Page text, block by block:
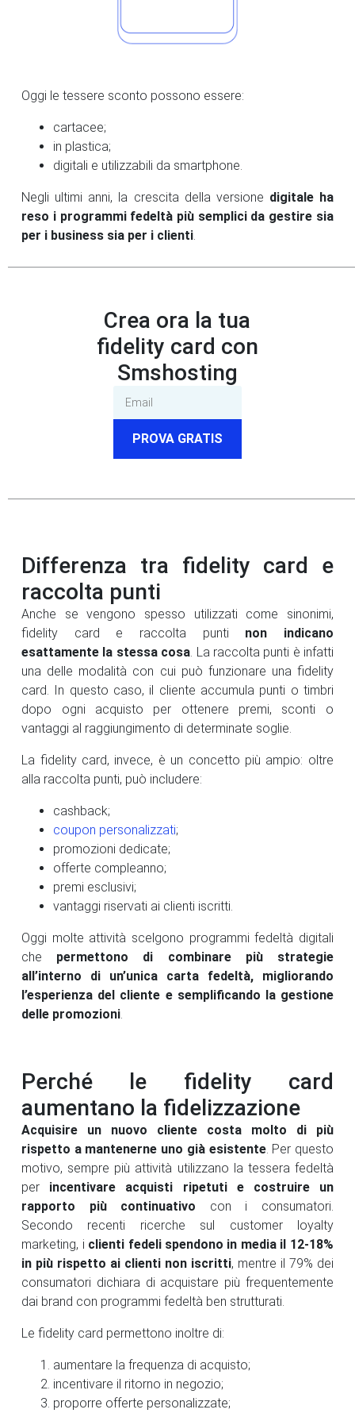
Oggi le tessere sconto possono essere:
cartacee;
in plastica;
digitali e utilizzabili da smartphone.
Negli ultimi anni, la crescita della versione digitale ha
reso i programmi fedeltà più semplici da gestire sia
per i business sia per i clienti
Crea ora la tua
fidelity card con
Smshosting
PROVA GRATIS
Differenza tra fidelity card e
raccolta punti
Anche se vengono spesso utilizzati come sinonimi,
fidelity card e raccolta punti non indicano
esattamente la stessa cosa . La raccolta punti è infatti
una delle modalità con cui può funzionare una fidelity
card. In questo caso, il cliente accumula punti o timbri
dopo ogni acquisto per ottenere premi, sconti o
vantaggi al raggiungimento di determinate soglie.
La fidelity card, invece, è un concetto più ampio: oltre
alla raccolta punti, può includere:
cashback;
coupon personalizzati;
promozioni dedicate;
offerte compleanno;
premi esclusivi;
vantaggi riservati ai clienti iscritti.
Oggi molte attività scelgono programmi fedeltà digitali
che permettono di combinare più strategie
all’interno di un’unica carta fedeltà, migliorando
l’esperienza del cliente e semplificando la gestione
delle promozioni
Perché le fidelity card
aumentano la fidelizzazione
Acquisire un nuovo cliente costa molto di più
rispetto a mantenerne uno già esistente. Per questo
motivo, sempre più attività utilizzano la tessera fedeltà
per incentivare acquisti ripetuti e costruire un
rapporto più continuativo con i consumatori.
Secondo recenti ricerche sul customer loyalty
marketing, i clienti fedeli spendono in media il 12-18%
in più rispetto ai clienti non iscritti, mentre il 79% dei
consumatori dichiara di acquistare più frequentemente
dai brand con programmi fedeltà ben strutturati.
Le fidelity card permettono inoltre di:
aumentare la frequenza di acquisto;
incentivare il ritorno in negozio;
proporre offerte personalizzate;